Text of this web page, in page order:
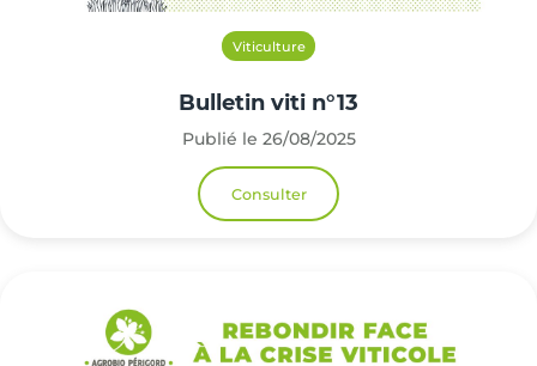
Viticulture
Bulletin viti n°13
Publié le 26/08/2025
Consulter